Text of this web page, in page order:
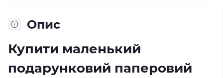
Опис
Купити маленький
подарунковий паперовий